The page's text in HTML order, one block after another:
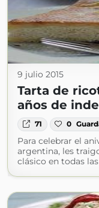
9 julio 2015
Tarta de
años de
71 0
Para celebrar el
argentina, les
clásico en todas